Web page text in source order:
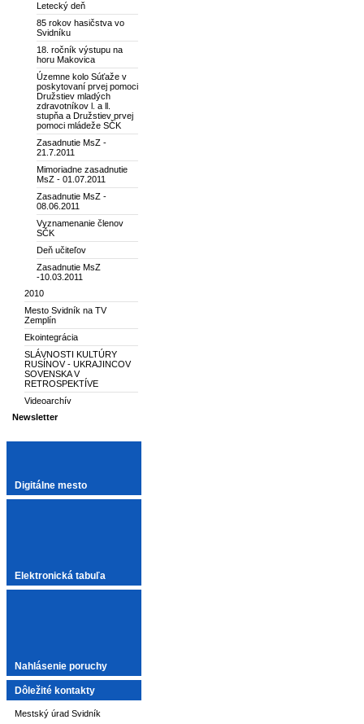
Letecký deň
85 rokov hasičstva vo
Svidníku
18. ročník výstupu na
horu Makovica
Územne kolo Súťaže v
poskytovaní prvej pomoci
Družstiev mladých
zdravotníkov l. a ll.
stupňa a Družstiev prvej
pomoci mládeže SČK
Zasadnutie MsZ -
21.7.2011
Mimoriadne zasadnutie
MsZ - 01.07.2011
Zasadnutie MsZ -
08.06.2011
Vyznamenanie členov
SČK
Deň učiteľov
Zasadnutie MsZ
-10.03.2011
2010
Mesto Svidník na TV
Zemplín
Ekointegrácia
SLÁVNOSTI KULTÚRY
RUSÍNOV - UKRAJINCOV
SOVENSKA V
RETROSPEKTÍVE
Videoarchív
Newsletter
Digitálne mesto
Elektronická tabuľa
Nahlásenie poruchy
Dôležité kontakty
Mestský úrad Svidník